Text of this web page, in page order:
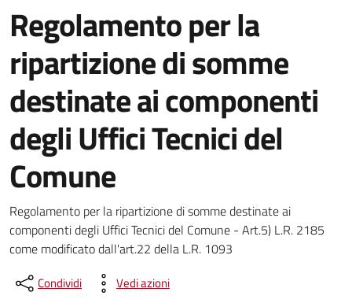
Regolamento per la
ripartizione di somme
destinate ai componenti
degli Uffici Tecnici del
Comune
Dettagli del documento
Regolamento per la ripartizione di somme destinate ai
componenti degli Uffici Tecnici del Comune - Art.5) L.R. 2185
come modificato dall'art.22 della L.R. 1093
Condividi Vedi azioni